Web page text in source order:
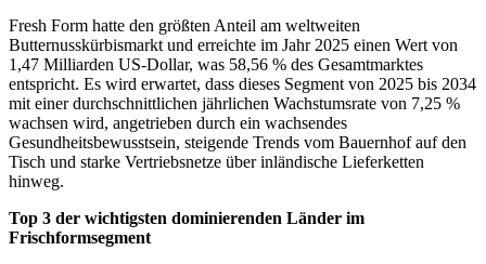
Fresh Form hatte den größten Anteil am weltweiten
Butternusskürbismarkt und erreichte im Jahr 2025 einen Wert von
1,47 Milliarden US-Dollar, was 58,56 % des Gesamtmarktes
entspricht. Es wird erwartet, dass dieses Segment von 2025 bis 2034
mit einer durchschnittlichen jährlichen Wachstumsrate von 7,25 %
wachsen wird, angetrieben durch ein wachsendes
Gesundheitsbewusstsein, steigende Trends vom Bauernhof auf den
Tisch und starke Vertriebsnetze über inländische Lieferketten
hinweg.
Top 3 der wichtigsten dominierenden Länder im
Frischformsegment